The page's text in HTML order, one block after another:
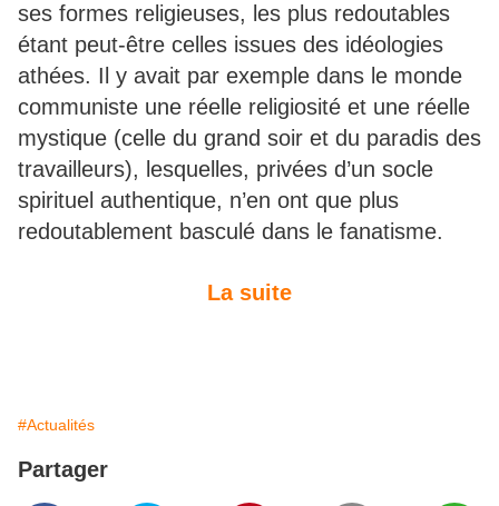
ses formes religieuses, les plus redoutables
étant peut-être celles issues des idéologies
athées. Il y avait par exemple dans le monde
communiste une réelle religiosité et une réelle
mystique (celle du grand soir et du paradis des
travailleurs), lesquelles, privées d’un socle
spirituel authentique, n’en ont que plus
redoutablement basculé dans le fanatisme.
La suite
#Actualités
Partager